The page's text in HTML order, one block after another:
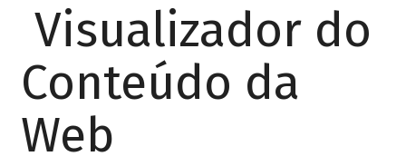
Visualizador do
Conteúdo da
Web